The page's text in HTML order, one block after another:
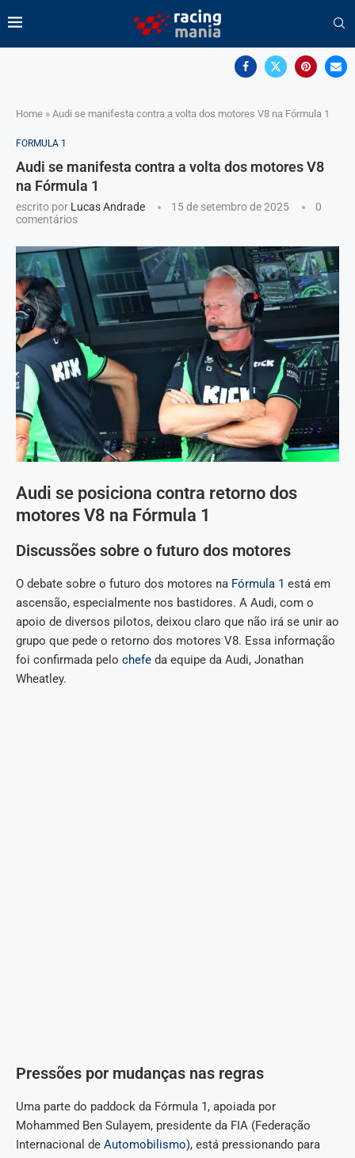
Home » Audi se manifesta contra a volta dos motores V8 na Fórmula 1
FORMULA 1
Audi se manifesta contra a volta dos motores V8
na Fórmula 1
escrito por Lucas Andrade 15 de setembro de 2025
0
comentários
Audi se posiciona contra retorno dos
motores V8 na Fórmula 1
Discussões sobre o futuro dos motores
O debate sobre o futuro dos motores na Fórmula 1 está em
ascensão, especialmente nos bastidores. A Audi, com o
apoio de diversos pilotos, deixou claro que não irá se unir ao
grupo que pede o retorno dos motores V8. Essa informação
foi confirmada pelo chefe da equipe da Audi, Jonathan
Wheatley.
Pressões por mudanças nas regras
Uma parte do paddock da Fórmula 1, apoiada por
Mohammed Ben Sulayem, presidente da FIA (Federação
Internacional de Automobilismo), está pressionando para